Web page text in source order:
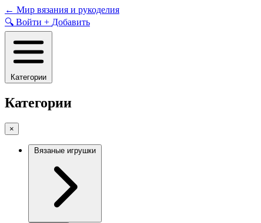
Skip
to
content
← Мир вязания и рукоделия
🔍 Войти + Добавить
Категории
Категории
×
Вязаные игрушки